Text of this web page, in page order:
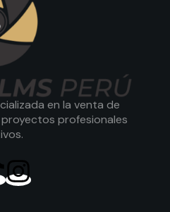
en la venta de
profesionales